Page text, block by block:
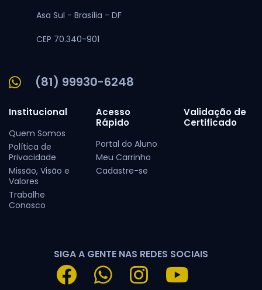
Asa Sul - Brasília - DF
CEP 70.340-901
(81) 99930-6248
Institucional
Quem Somos
Política de
Privacidade
Missão, Visão e
Valores
Trabalhe
Conosco
Acesso
Rápido
Portal do Aluno
Meu Carrinho
Cadastre-se
Validação de
Certificado
SIGA A GENTE NAS REDES SOCIAIS